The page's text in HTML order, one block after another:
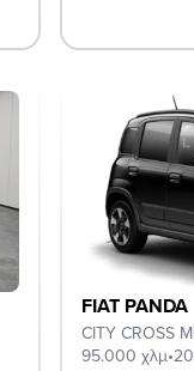
FIAT PANDA
CITY CROSS
95.000 χλμ•